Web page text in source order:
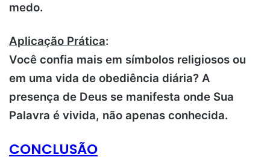
medo.
Aplicação Prática:
Você confia mais em símbolos religiosos ou
em uma vida de obediência diária? A
presença de Deus se manifesta onde Sua
Palavra é vivida, não apenas conhecida.
CONCLUSÃO